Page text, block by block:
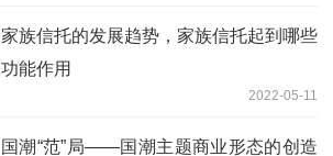
家族信托的发展趋势，家族信托起到哪些
功能作用
2022-05-11
国潮“范”局——国潮主题商业形态的创造